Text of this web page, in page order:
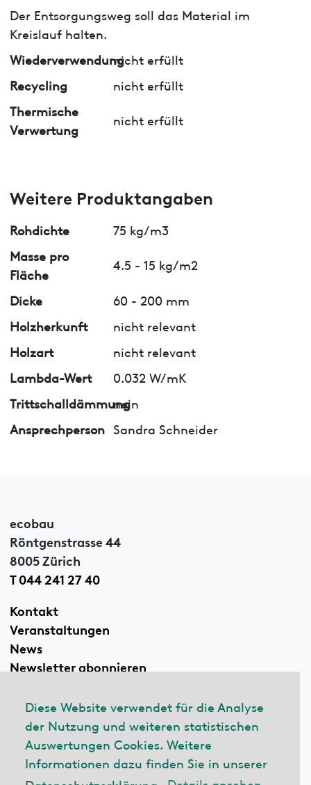
Diese Website verwendet für die Analyse
der Nutzung und weiteren statistischen
Auswertungen Cookies. Weitere
Informationen dazu finden Sie in unserer
Der Entsorgungsweg soll das Material im
Kreislauf halten.
Wiederverwendungnicht erfüllt
Recycling
nicht erfüllt
Thermische
Verwertung
nicht erfüllt
Weitere Produktangaben
Rohdichte
75 kg/m3
Masse pro
Fläche
4.5 - 15 kg/m2
Dicke
60 - 200 mm
Holzherkunft
nicht relevant
Holzart
nicht relevant
Lambda-Wert
0.032 W/mK
Trittschalldämmung
nein
Ansprechperson Sandra Schneider
ecobau
Röntgenstrasse 44
8005 Zürich
T 044 241 27 40
Kontakt
Veranstaltungen
News
Newsletter abonnieren
Linkedin